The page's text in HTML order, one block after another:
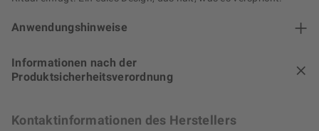
Anwendungshinweise
Informationen nach der
Produktsicherheitsverordnung
Kontaktinformationen des Herstellers